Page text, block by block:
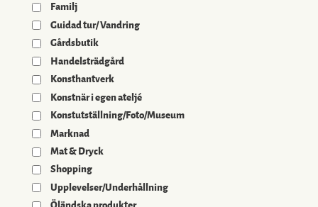
Familj
Guidad tur/ Vandring
Gårdsbutik
Handelsträdgård
Konsthantverk
Konstnär i egen ateljé
Konstutställning/Foto/Museum
Marknad
Mat & Dryck
Shopping
Upplevelser/Underhållning